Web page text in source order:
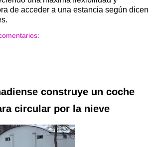
de acceder a una estancia según dicen
construye un coche
circular por la nieve